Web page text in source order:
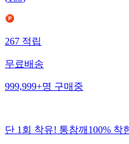
267 적립
무료배송
999,999+명 구매중
단 1회 착유! 통참깨100% 착